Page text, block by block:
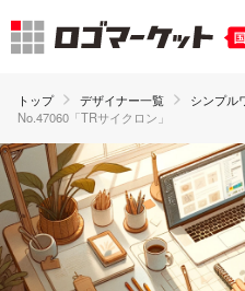
トップ デザイナー一覧 シンプル
No.47060「TRサイクロン」